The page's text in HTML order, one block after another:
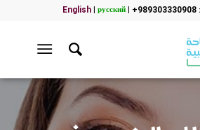
|
English| русский